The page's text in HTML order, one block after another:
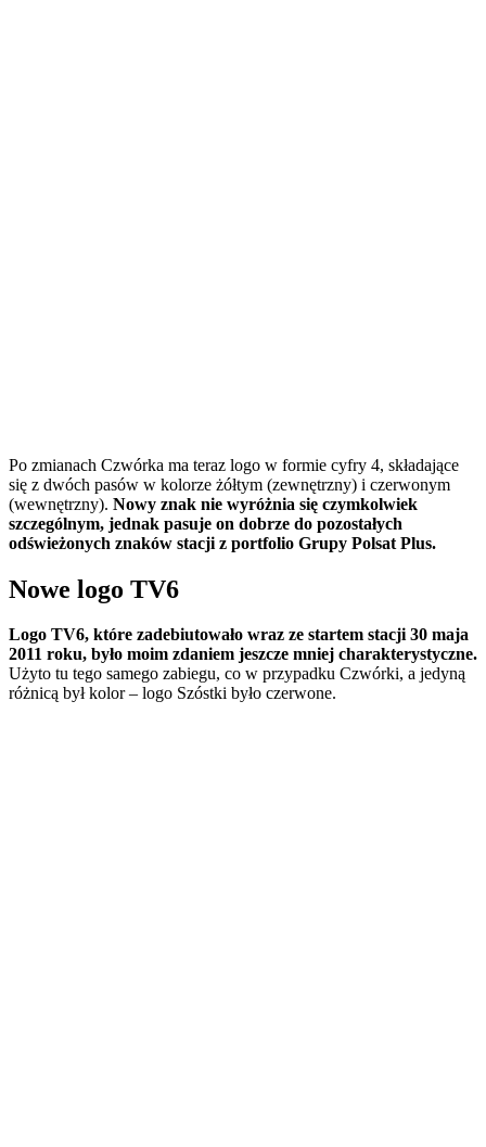
Po zmianach Czwórka ma teraz logo w formie cyfry 4, składające
się z dwóch pasów w kolorze żółtym (zewnętrzny) i czerwonym
(wewnętrzny). Nowy znak nie wyróżnia się czymkolwiek
szczególnym, jednak pasuje on dobrze do pozostałych
odświeżonych znaków stacji z portfolio Grupy Polsat Plus.
Nowe logo TV6
Logo TV6, które zadebiutowało wraz ze startem stacji 30 maja
2011 roku, było moim zdaniem jeszcze mniej charakterystyczne.
Użyto tu tego samego zabiegu, co w przypadku Czwórki, a jedyną
różnicą był kolor – logo Szóstki było czerwone.